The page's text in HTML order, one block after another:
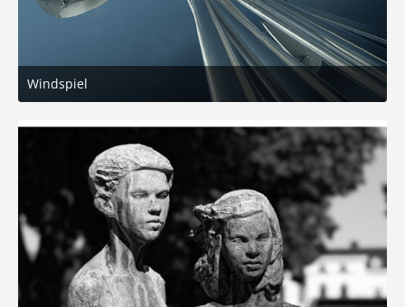
Windspiel
29. Oktober 2025 um 16:27